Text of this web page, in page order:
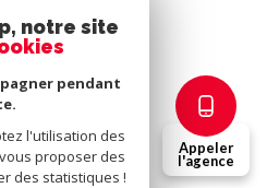
Appeler
l'agence
notre site
pendant
l'utilisation des
proposer des
des statistiques !